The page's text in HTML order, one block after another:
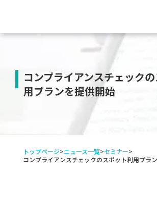
コンプライアンスチェック
用プランを提供開始
トップページ>ニュース一覧>セミナー>
コンプライアンスチェックのスポット利用プラ